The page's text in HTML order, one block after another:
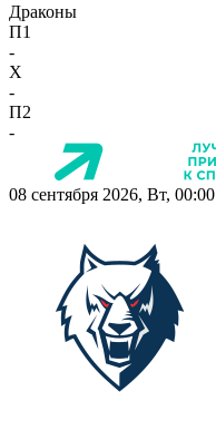
Драконы
П1
-
X
-
П2
-
08 сентября 2026, Вт, 00:00